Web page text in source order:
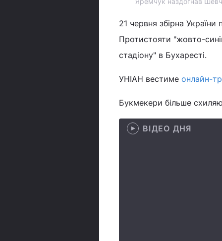
21 червня збірна
Протистояти "жовто-
стадіону" в Бухаресті.
УНІАН вестиме онлайн-
Букмекери більше
ВІДЕО ДНЯ